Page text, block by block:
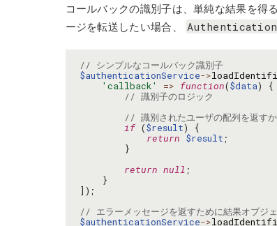
コールバックの識別子は、単純な結果を得
ージを転送したい場合、
// シンプルなコールバック識別子
$authenticationService->
'callback'
=> function($data)
{
// 識別子のロジック
// 識別されたユーザの配列を返す
if ($result)
{
return $result ;
}
return null ;
}
]);
// エラーメッセージを返すために結果オブジェ
$authenticationService->